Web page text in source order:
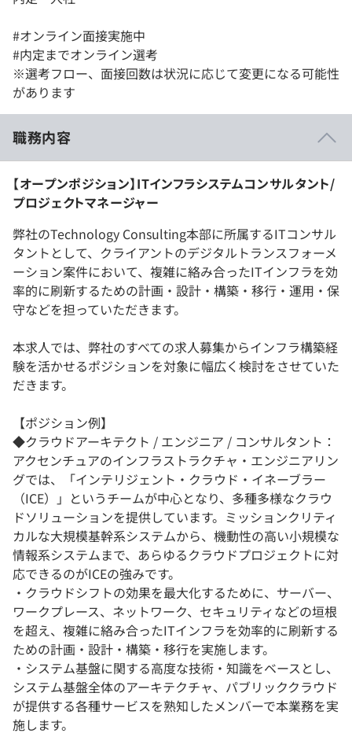
#オンライン面接実施中
#内定までオンライン選考
※選考フロー、面接回数は状況に応じて変更になる可能性
があります
職務内容
【オープンポジション】ITインフラシステムコンサルタント/
プロジェクトマネージャー
弊社のTechnology Consulting本部に所属するITコンサル
タントとして、クライアントのデジタルトランスフォーメ
ーション案件において、複雑に絡み合ったITインフラを効
率的に刷新するための計画・設計・構築・移行・運用・保
守などを担っていただきます。
本求人では、弊社のすべての求人募集からインフラ構築経
験を活かせるポジションを対象に幅広く検討をさせていた
だきます。
【ポジション例】
◆クラウドアーキテクト / エンジニア / コンサルタント：
アクセンチュアのインフラストラクチャ・エンジニアリン
グでは、「インテリジェント・クラウド・イネーブラー
（ICE）」というチームが中心となり、多種多様なクラウ
ドソリューションを提供しています。ミッションクリティ
カルな大規模基幹系システムから、機動性の高い小規模な
情報系システムまで、あらゆるクラウドプロジェクトに対
応できるのがICEの強みです。
・クラウドシフトの効果を最大化するために、サーバー、
ワークプレース、ネットワーク、セキュリティなどの垣根
を超え、複雑に絡み合ったITインフラを効率的に刷新する
ための計画・設計・構築・移行を実施します。
・システム基盤に関する高度な技術・知識をベースとし、
システム基盤全体のアーキテクチャ、パブリッククラウド
が提供する各種サービスを熟知したメンバーで本業務を実
施します。